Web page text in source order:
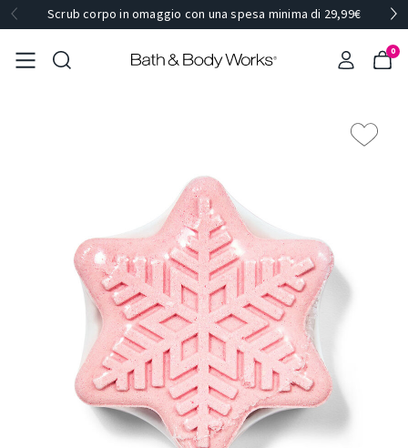
Scrub corpo in omaggio con una spesa minima di 29,99€
0